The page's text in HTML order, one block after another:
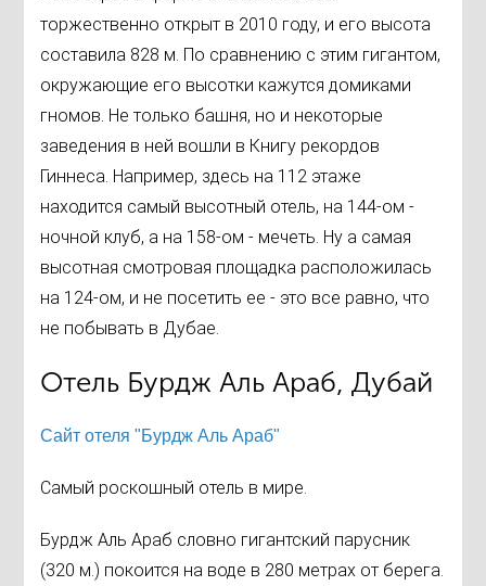
торжественно открыт в 2010 году, и его высота
составила 828 м. По сравнению с этим гигантом,
окружающие его высотки кажутся домиками
гномов. Не только башня, но и некоторые
заведения в ней вошли в Книгу рекордов
Гиннеса. Например, здесь на 112 этаже
находится самый высотный отель, на 144-ом -
ночной клуб, а на 158-ом - мечеть. Ну а самая
высотная смотровая площадка расположилась
на 124-ом, и не посетить ее - это все равно, что
не побывать в Дубае.
Отель Бурдж Аль Араб, Дубай
Сайт отеля "Бурдж Аль Араб"
Самый роскошный отель в мире.
Бурдж Аль Араб словно гигантский парусник
(320 м.) покоится на воде в 280 метрах от берега.